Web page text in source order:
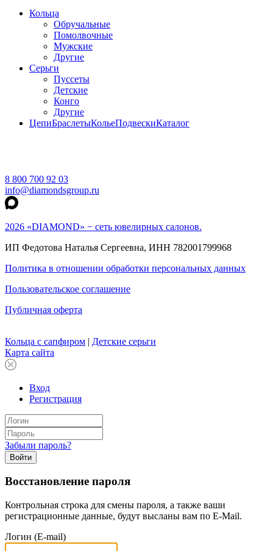
Кольца
Обручальные
Помолвочные
Мужские
Другие
Серьги
Пуссеты
Детские
Конго
Другие
ЦепиБраслетыКольеПодвескиКаталог
8 800 700 92 03
info@diamondsgroup.ru
2026 «DIAMOND» − сеть ювелирных салонов.
ИП Федотова Наталья Сергеевна, ИНН 782001799968
Политика в отношении обработки персональных данных
Пользовательское соглашение
Публичная оферта
Кольца с сапфиром | Детские серьги
Карта сайта
Вход
Регистрация
Забыли пароль?
Войти
Восстановление пароля
Контрольная строка для смены пароля, а также ваши
регистрационные данные, будут высланы вам по E-Mail.
Логин (E-mail)